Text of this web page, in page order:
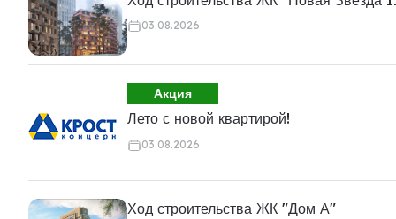
03.08.2026
Акция
Лето с новой квартирой!
03.08.2026
Ход строительства ЖК "Дом А"